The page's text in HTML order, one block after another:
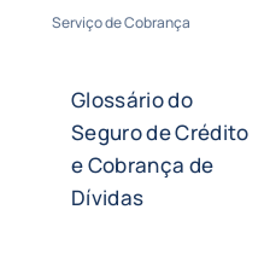
Serviço de Cobrança
Glossário do
Seguro de Crédito
e Cobrança de
Dívidas